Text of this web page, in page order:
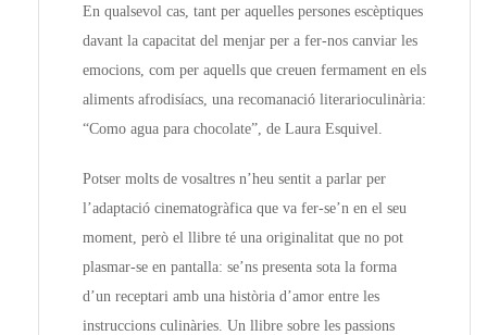
En qualsevol cas, tant per aquelles persones escèptiques
davant la capacitat del menjar per a fer-nos canviar les
emocions, com per aquells que creuen fermament en els
aliments afrodisíacs, una recomanació literarioculinària:
“Como agua para chocolate”, de Laura Esquivel.
Potser molts de vosaltres n’heu sentit a parlar per
l’adaptació cinematogràfica que va fer-se’n en el seu
moment, però el llibre té una originalitat que no pot
plasmar-se en pantalla: se’ns presenta sota la forma
d’un receptari amb una història d’amor entre les
instruccions culinàries. Un llibre sobre les passions